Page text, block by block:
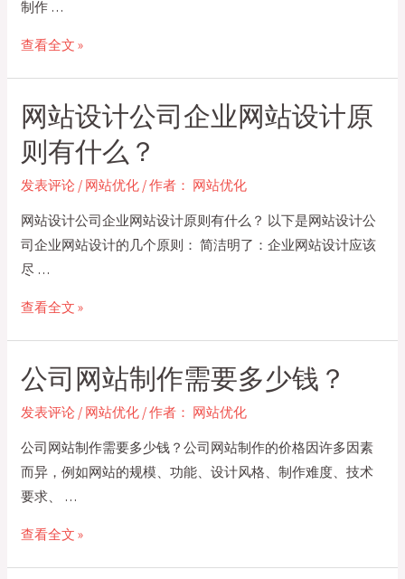
站
提
满
意
的
方
法？
制作 …
网
设
制
作
用
户
体
验
高
方
有
哪
查看全文 »
网站设计公司企业网站设计原
则有什么？
发表评论 / 网站优化 / 作者： 网站优化
网站设计公司企业网站设计原则有什么？ 以下是网站设计公
司企业网站设计的几个原则： 简洁明了：企业网站设计应该
尽 …
网
计
公
企
业
网
站
查看全文 »
公司网站制作需要多少钱？
发表评论 / 网站优化 / 作者： 网站优化
公司网站制作需要多少钱？公司网站制作的价格因许多因素
而异，例如网站的规模、功能、设计风格、制作难度、技术
要求、 …
公
查看全文 »